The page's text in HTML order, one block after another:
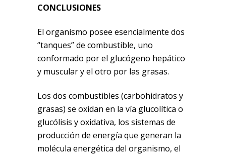
CONCLUSIONES
El organismo posee esencialmente dos
“tanques” de combustible, uno
conformado por el glucógeno hepático
y muscular y el otro por las grasas.
Los dos combustibles (carbohidratos y
grasas) se oxidan en la vía glucolítica o
glucólisis y oxidativa, los sistemas de
producción de energía que generan la
molécula energética del organismo, el